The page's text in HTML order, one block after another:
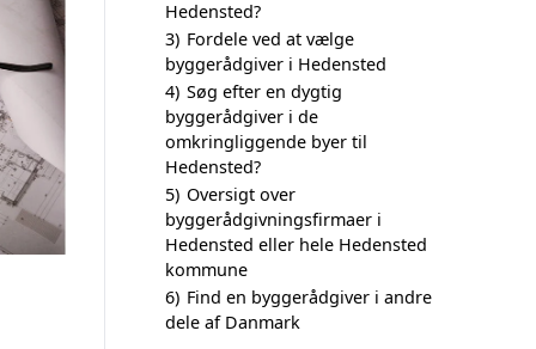
Hedensted?
3) Fordele ved at vælge
byggerådgiver i Hedensted
4) Søg efter en dygtig
byggerådgiver i de
omkringliggende byer til
Hedensted?
5) Oversigt over
byggerådgivningsfirmaer i
Hedensted eller hele Hedensted
kommune
6) Find en byggerådgiver i andre
dele af Danmark